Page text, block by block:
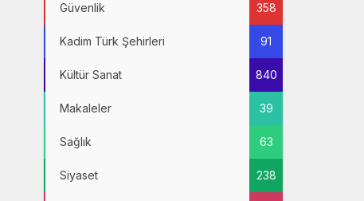
Güvenlik 358
Kadim Türk Şehirleri 91
Kültür Sanat 840
Makaleler 39
Sağlık 63
Siyaset 238